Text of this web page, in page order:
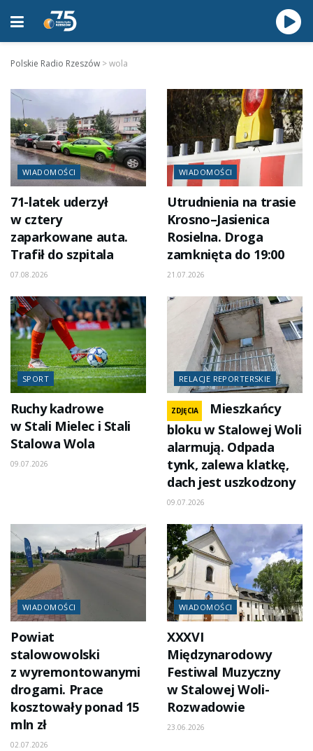
Polskie Radio Rzeszów >wola
WIADOMOŚCI
71-latek uderzył
w cztery
zaparkowane auta.
Trafił do szpitala
07.08.2026
WIADOMOŚCI
Utrudnienia na trasie
Krosno–Jasienica
Rosielna. Droga
zamknięta do 19:00
21.07.2026
SPORT
Ruchy kadrowe
w Stali Mielec i Stali
Stalowa Wola
09.07.2026
RELACJE REPORTERSKIE
ZDJĘCIA
Mieszkańcy
bloku w Stalowej Woli
alarmują. Odpada
tynk, zalewa klatkę,
dach jest uszkodzony
09.07.2026
WIADOMOŚCI
Powiat
stalowowolski
z wyremontowanymi
drogami. Prace
kosztowały ponad 15
mln zł
02.07.2026
WIADOMOŚCI
XXXVI
Międzynarodowy
Festiwal Muzyczny
w Stalowej Woli-
Rozwadowie
23.06.2026